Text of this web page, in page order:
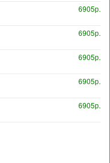
6905р.
6905р.
6905р.
6905р.
6905р.